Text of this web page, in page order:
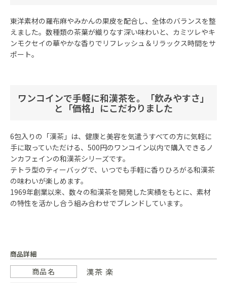
東洋素材の羅布麻やみかんの果皮を配合し、全体のバランスを整
えました。数種類の茶葉が織りなす深い味わいと、カミツレやキ
ンモクセイの華やかな香りでリフレッシュ＆リラックス時間をサ
ポート。
ワンコインで手軽に和漢茶を。「飲みやすさ」
と「価格」にこだわりました
6包入りの「漢茶」は、健康と美容を気遣うすべての方に気軽に
手に取っていただける、500円のワンコイン以内で購入できるノ
ンカフェインの和漢茶シリーズです。
テトラ型のティーバッグで、いつでも手軽に香りひろがる和漢茶
の味わいが楽しめます。
1969年創業以来、数々の和漢茶を開発した実績をもとに、素材
の特性を活かし合う組み合わせでブレンドしています。
商品詳細
商品名 漢茶 楽